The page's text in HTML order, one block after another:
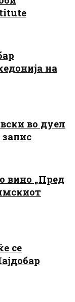
на
во дуел
запис
вино „Пред
се